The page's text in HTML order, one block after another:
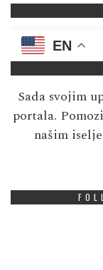
EN
Sada svojim
portala.
našim